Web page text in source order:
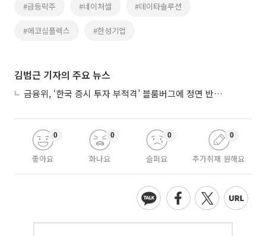
#급등락주 #네이처셀 #데이타솔루션
#에코심플렉스 #한성기업
김범근 기자의 주요 뉴스
금융위, ‘한국 증시 투자 부적격’ 블룸버그에 정면 반박…“근거 불분명”
좋아요
0
화나요
0
슬퍼요
0
추가취재 원해요
0